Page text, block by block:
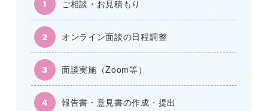
ご相談・お見積もり
オンライン面談の日程調整
面談実施（Zoom等）
報告書・意見書の作成・提出